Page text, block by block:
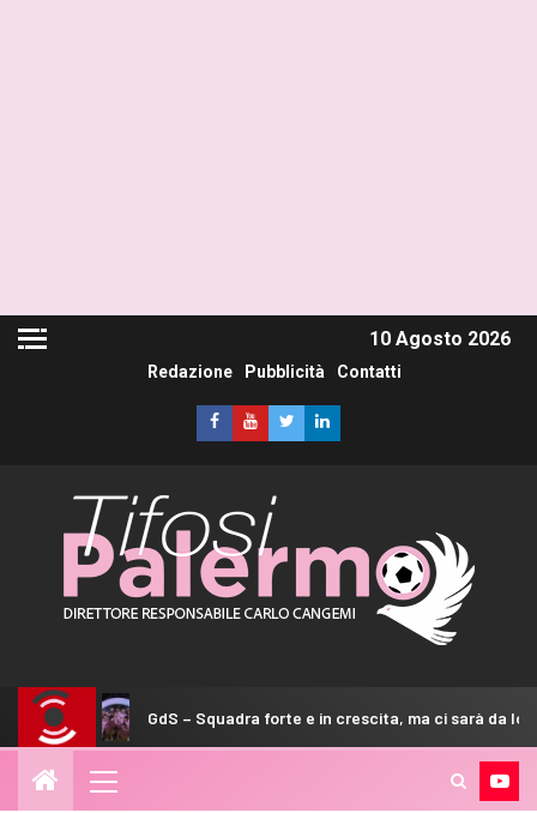
10 Agosto 2026
Redazione Pubblicità Contatti
GdS – Squadra forte e in crescita, ma ci sarà da lottare